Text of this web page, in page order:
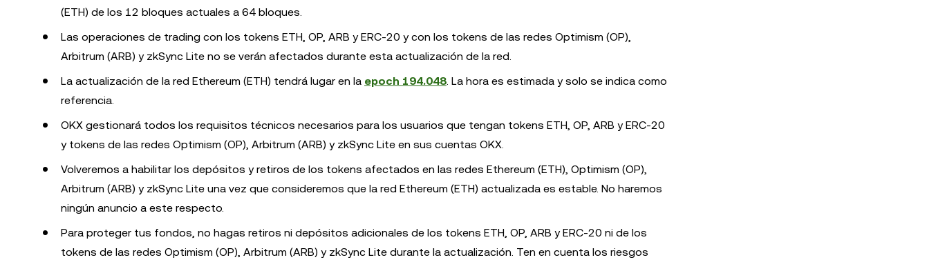
(ETH) de los 12 bloques actuales a 64 bloques.
Las operaciones de trading con los tokens ETH, OP, ARB y ERC-20 y con los tokens de las redes Optimism (OP),
Arbitrum (ARB) y zkSync Lite no se verán afectados durante esta actualización de la red.
La actualización de la red Ethereum (ETH) tendrá lugar en la epoch 194.048. La hora es estimada y solo se indica como
referencia.
OKX gestionará todos los requisitos técnicos necesarios para los usuarios que tengan tokens ETH, OP, ARB y ERC-20
y tokens de las redes Optimism (OP), Arbitrum (ARB) y zkSync Lite en sus cuentas OKX.
Volveremos a habilitar los depósitos y retiros de los tokens afectados en las redes Ethereum (ETH), Optimism (OP),
Arbitrum (ARB) y zkSync Lite una vez que consideremos que la red Ethereum (ETH) actualizada es estable. No haremos
ningún anuncio a este respecto.
Para proteger tus fondos, no hagas retiros ni depósitos adicionales de los tokens ETH, OP, ARB y ERC-20 ni de los
tokens de las redes Optimism (OP), Arbitrum (ARB) y zkSync Lite durante la actualización. Ten en cuenta los riesgos